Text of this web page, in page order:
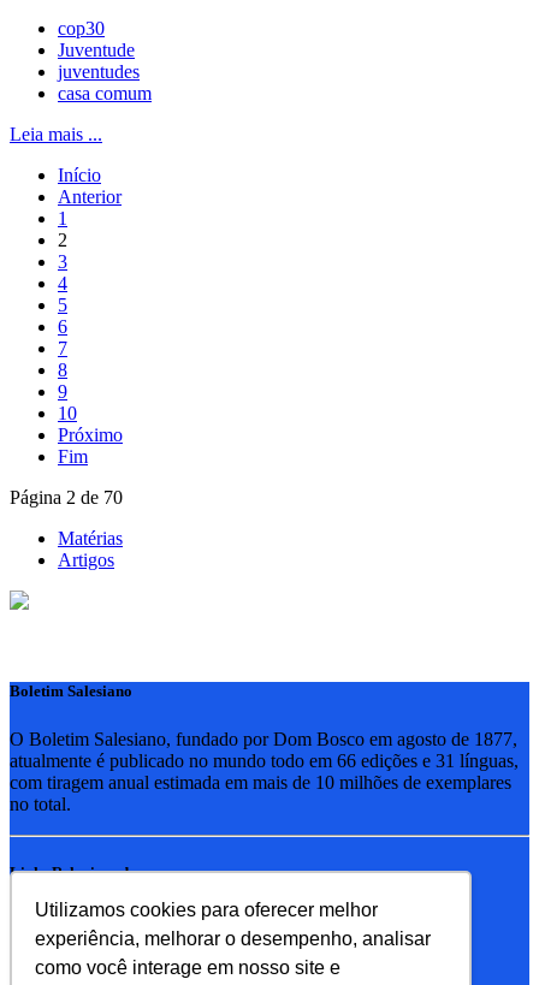
Utilizamos cookies para oferecer melhor
experiência, melhorar o desempenho, analisar
como você interage em nosso site e
cop30
Juventude
juventudes
casa comum
Leia mais ...
Início
Anterior
1
2
3
4
5
6
7
8
9
10
Próximo
Fim
Página 2 de 70
Matérias
Artigos
Boletim Salesiano
O Boletim Salesiano, fundado por Dom Bosco em agosto de 1877,
atualmente é publicado no mundo todo em 66 edições e 31 línguas,
com tiragem anual estimada em mais de 10 milhões de exemplares
no total.
Links Relacionados
RSB - Rede Salesiana Brasil
EDEBE - Editora
UPV - União pela Vida